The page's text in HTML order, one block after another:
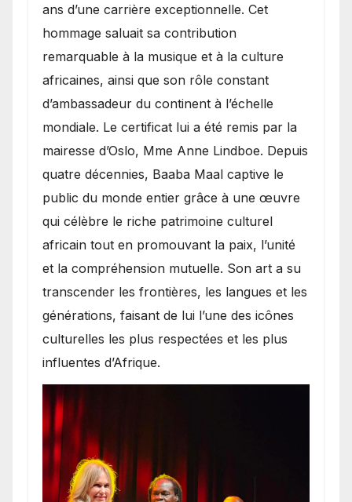
ans d’une carrière exceptionnelle. Cet
hommage saluait sa contribution
remarquable à la musique et à la culture
africaines, ainsi que son rôle constant
d’ambassadeur du continent à l’échelle
mondiale. Le certificat lui a été remis par la
mairesse d’Oslo, Mme Anne Lindboe. Depuis
quatre décennies, Baaba Maal captive le
public du monde entier grâce à une œuvre
qui célèbre le riche patrimoine culturel
africain tout en promouvant la paix, l’unité
et la compréhension mutuelle. Son art a su
transcender les frontières, les langues et les
générations, faisant de lui l’une des icônes
culturelles les plus respectées et les plus
influentes d’Afrique.